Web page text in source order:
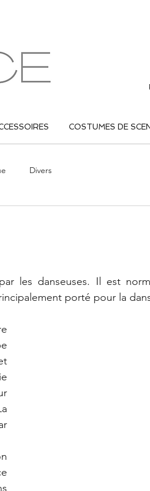
COSTUMES DE
Divers
les danseuses. Il est
porté pour la